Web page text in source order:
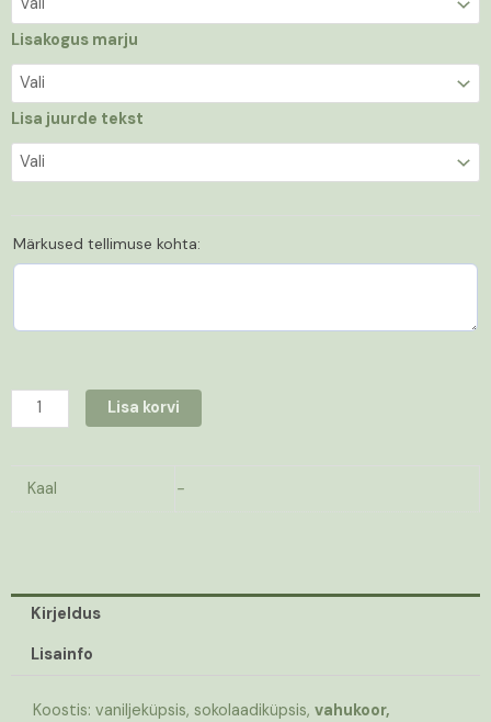
Lisakogus marju
Lisa juurde tekst
Märkused tellimuse kohta:
Lisa korvi
Kaal -
Kirjeldus
Lisainfo
Koostis: vaniljeküpsis, sokolaadiküpsis, vahukoor,